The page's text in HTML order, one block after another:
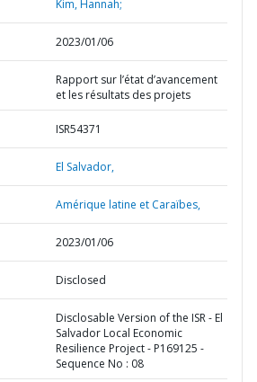
Kim, Hannah;
2023/01/06
Rapport sur l’état d’avancement
et les résultats des projets
ISR54371
El Salvador,
Amérique latine et Caraïbes,
2023/01/06
Disclosed
Disclosable Version of the ISR - El
Salvador Local Economic
Resilience Project - P169125 -
Sequence No : 08